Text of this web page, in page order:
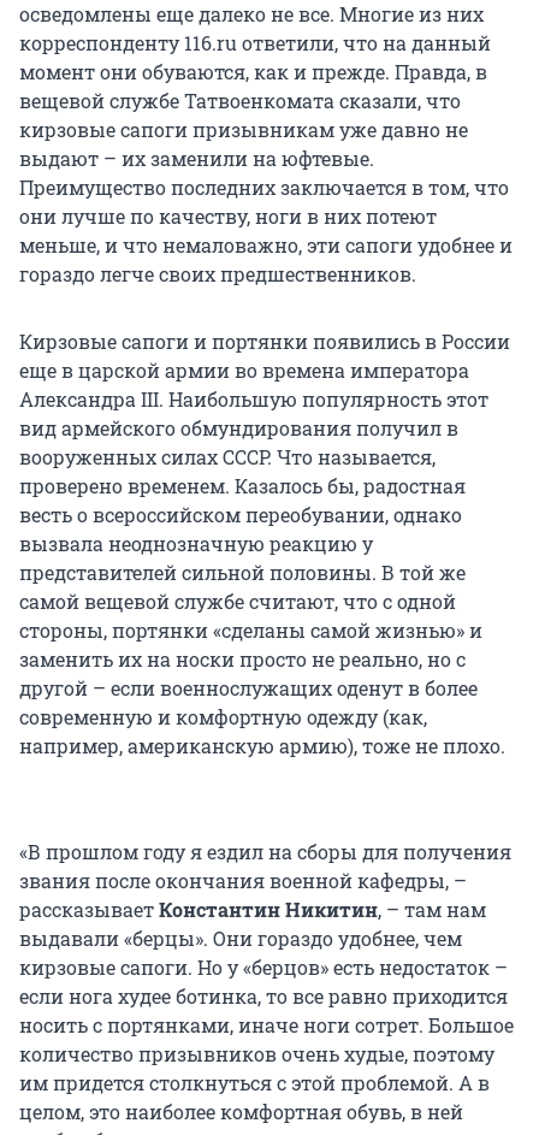
осведомлены еще далеко не все. Многие из них
корреспонденту 116.ru ответили, что на данный
момент они обуваются, как и прежде. Правда, в
вещевой службе Татвоенкомата сказали, что
кирзовые сапоги призывникам уже давно не
выдают – их заменили на юфтевые.
Преимущество последних заключается в том, что
они лучше по качеству, ноги в них потеют
меньше, и что немаловажно, эти сапоги удобнее и
гораздо легче своих предшественников.
Кирзовые сапоги и портянки появились в России
еще в царской армии во времена императора
Александра III. Наибольшую популярность этот
вид армейского обмундирования получил в
вооруженных силах СССР. Что называется,
проверено временем. Казалось бы, радостная
весть о всероссийском переобувании, однако
вызвала неоднозначную реакцию у
представителей сильной половины. В той же
самой вещевой службе считают, что с одной
стороны, портянки «сделаны самой жизнью» и
заменить их на носки просто не реально, но с
другой – если военнослужащих оденут в более
современную и комфортную одежду (как,
например, американскую армию), тоже не плохо.
«В прошлом году я ездил на сборы для получения
звания после окончания военной кафедры, –
рассказываетКонстантин Никитин, – там нам
выдавали «берцы». Они гораздо удобнее, чем
кирзовые сапоги. Но у «берцов» есть недостаток –
если нога худее ботинка, то все равно приходится
носить с портянками, иначе ноги сотрет. Большое
количество призывников очень худые, поэтому
им придется столкнуться с этой проблемой. А в
целом, это наиболее комфортная обувь, в ней